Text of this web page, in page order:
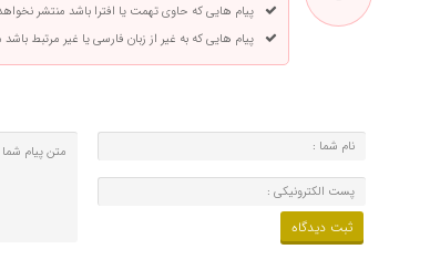
پیام هایی که حاوی تهمت یا افترا باشد منتشر
پیام هایی که به غیر از زبان فارسی یا غیر مرتبط